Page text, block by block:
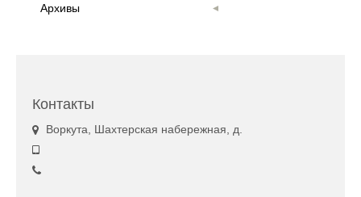
Архивы
Контакты
Воркута, Шахтерская набережная, д.